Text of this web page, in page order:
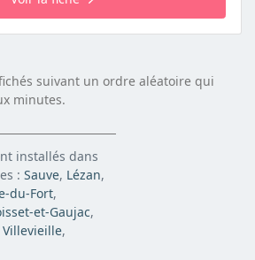
suivant un ordre aléatoire qui
minutes.
installés dans
: Sauve, Lézan,
du-Fort,
et-Gaujac,
Villevieille,